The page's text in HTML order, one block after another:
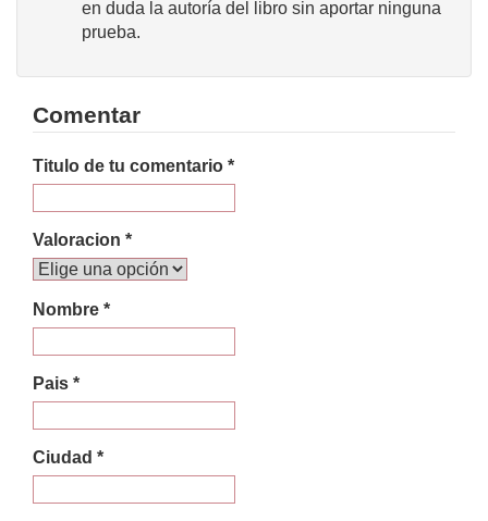
en duda la autoría del libro sin aportar ninguna
prueba.
Comentar
Titulo de tu comentario *
Valoracion *
Nombre *
Pais *
Ciudad *